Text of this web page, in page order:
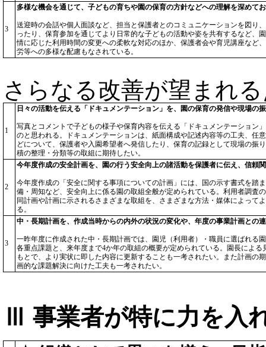
3
多様な機会を通じて、子どもの育ちや園の保育の方針などへの理解を深めて
送迎時の会話や個人面談など、担当と保護者とのコミュニケーションを図り
ったり、保育参加を通じてより日常的な子どもの活動や姿を共有するなど
情に応じた利用時間の変更への柔軟な対応のほか、保護者会や育児講座など
労等への多様な配慮もなされている。
さらなる改善が望まれ
1
日々の活動を伝える「ドキュメンテーション」を、園の保育の発信や現場の
写真とコメントで子どもの様子や保育内容を伝える「ドキュメンテーション
のと思われる。ドキュメンテーションは、紙面構成や記述内容等の工夫、任
どについて、保護者や入園希望者へ発信したり、保育の記録として現場の
積の整理・分類等の取組に期待したい。
2
今年度作成の安全計画を、園の行う安全向上の諸活動を保護者に伝え、信頼
今年度作成の「安全に関する事項についての計画」には、国の示す書式を踏
備・周知など、安全向上に係る園の取組全般が定められている。利用者調査
同計画や計画に示されるさまざまな取組を、さまざまな方法・媒体によっ
る。
3
中・長期計画を、作成当時からの内外の状況の変化や、年度の事業計画との
一昨年度に作成された中・長期計画では、園児（利用者）・職員に選ばれる
各重点課題と、来年度まで4か年の取組の概要が定められている。園長によ
もとで、より実状に即した内容に更新することも一考されたい。また計画
画的な課題解決に向けた工夫も一考されたい。
Ⅲ 事業者が特に力を入